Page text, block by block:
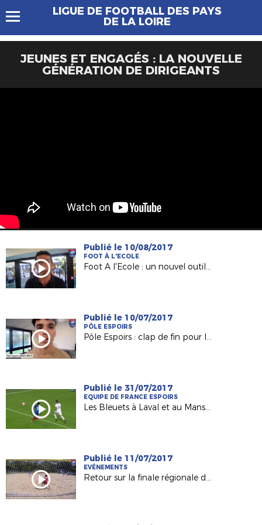
LIGUE DE FOOTBALL DES PAYS
DE LA LOIRE
JEUNES ET ENGAGÉS : LA NOUVELLE
GÉNÉRATION DE DIRIGEANTS
Publié le 10/08/2017
FOOT À L'ECOLE
Foot A l'Ecole : un nouvel outil pour les Responsables de Sections Sportives !
Publié le 10/07/2017
PÔLE ESPOIRS
Pôle Espoirs : clap de fin pour la Génération 2002 (Episode 1)
Publié le 31/07/2017
EQUIPE DE FRANCE ESPOIRS
Les Bleuets à Laval et au Mans début septembre !
Publié le 11/07/2017
EVÉNEMENTS
Retour sur la finale régionale de Beach-Soccer 2017 !